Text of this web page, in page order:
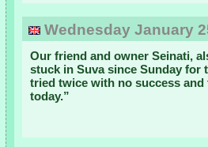
Wednesday January
Our friend and owner Seinati,
stuck in Suva since Sunday for
tried twice with no success
today.”